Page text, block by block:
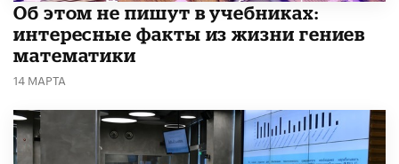
Об этом не пишут в учебниках:
интересные факты из жизни гениев
математики
14 МАРТА